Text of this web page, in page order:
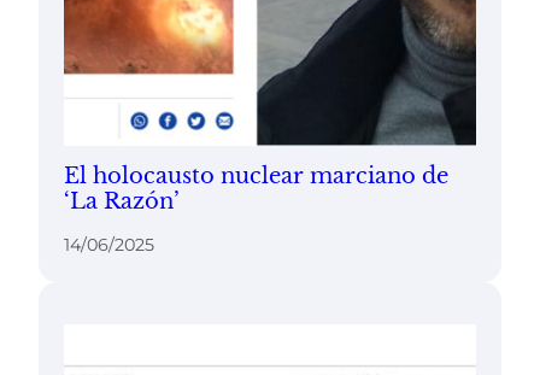
El holocausto nuclear marciano de
‘La Razón’
14/06/2025